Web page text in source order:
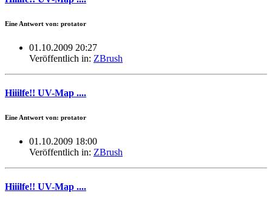
Eine Antwort von: protator
01.10.2009 20:27
Veröffentlich in: ZBrush
Hiiilfe!! UV-Map ....
Eine Antwort von: protator
01.10.2009 18:00
Veröffentlich in: ZBrush
Hiiilfe!! UV-Map ....